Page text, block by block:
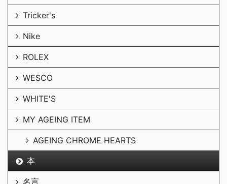
Tricker's
Nike
ROLEX
WESCO
WHITE'S
MY AGEING ITEM
AGEING CHROME HEARTS
本
名言